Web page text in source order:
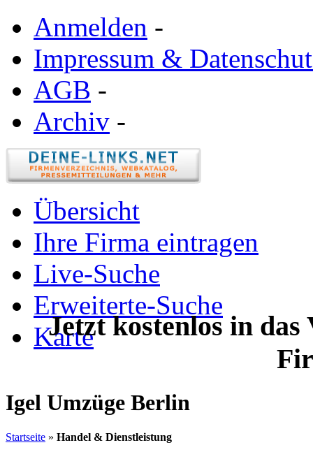
Anmelden -
Impressum &
AGB -
Archiv -
Übersicht
Ihre Firma eintragen
Live-Suche
Erweiterte-Suche
Karte
Jetzt kostenlos in
Igel Umzüge Berlin
Startseite » Handel & Dienstleistung